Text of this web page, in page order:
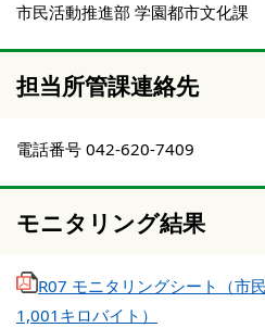
市民活動推進部 学園都市文化課
担当所管課連絡先
電話番号 042-620-7409
モニタリング結果
R07 モニタリングシート（市
1,001キロバイト）